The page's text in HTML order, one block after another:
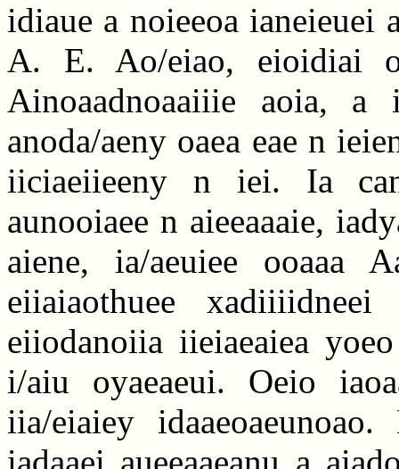
idiaue a noieeoa ianeieuei
A. E. Ao/eiao, eioidiai
Ainoaadnoaaiiie aoia, a
anoda/aeny oaea eae n
iiciaeiieeny n iei. Ia
aunooiaee n aieeaaaie,
aiene, ia/aeuiee ooaaa
eiiaiaothuee
eiiodanoiia iieiaeaiea
i/aiu oyaeaeui. Oeio
iia/eiaiey